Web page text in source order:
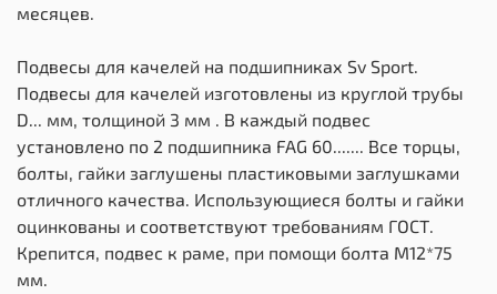
месяцев.
Подвесы для качелей на подшипниках Sv Sport.
Подвесы для качелей изготовлены из круглой трубы
D... мм, толщиной 3 мм . В каждый подвес
установлено по 2 подшипника FAG 60....... Все торцы,
болты, гайки заглушены пластиковыми заглушками
отличного качества. Использующиеся болты и гайки
оцинкованы и соответствуют требованиям ГОСТ.
Крепится, подвес к раме, при помощи болта М12*75
мм.